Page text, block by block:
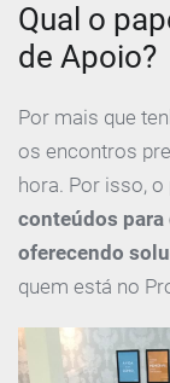
Qual o
de Apoio?
Por mais que
os encontros
hora. Por isso, o
conteúdos para
oferecendo
quem está no